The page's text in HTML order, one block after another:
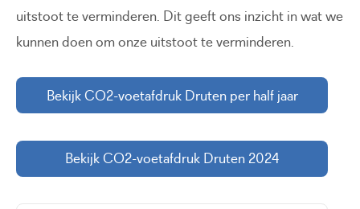
uitstoot te verminderen. Dit geeft ons inzicht in wat we
kunnen doen om onze uitstoot te verminderen.
Bekijk CO2-voetafdruk Druten per half jaar
Bekijk CO2-voetafdruk Druten 2024